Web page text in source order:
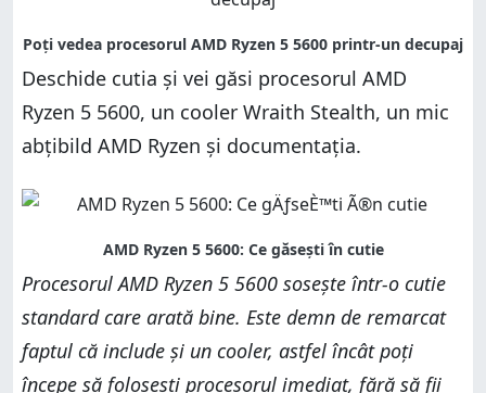
Deschide cutia și vei găsi procesorul AMD
Ryzen 5 5600, un cooler Wraith Stealth, un mic
abțibild AMD Ryzen și documentația.
Procesorul AMD Ryzen 5 5600 sosește într-o cutie
standard care arată bine. Este demn de remarcat
faptul că include și un cooler, astfel încât poți
începe să folosești procesorul imediat, fără să fii